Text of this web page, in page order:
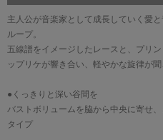
主人公が音楽家として成長していく愛
ループ。
五線譜をイメージしたレースと、プリ
ップリケが響き合い、軽やかな旋律が聞
●くっきりと深い谷間を
バストボリュームを脇から中央に寄せ
タイプ